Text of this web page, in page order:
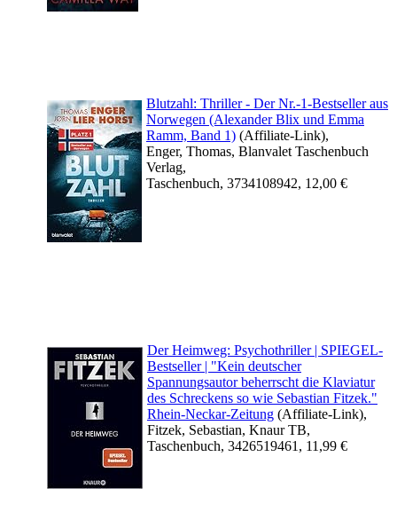
Blutzahl: Thriller - Der Nr.-1-Bestseller aus
Norwegen (Alexander Blix und Emma
Ramm, Band 1) (Affiliate-Link),
Enger, Thomas, Blanvalet Taschenbuch
Verlag,
Taschenbuch, 3734108942, 12,00 €
Der Heimweg: Psychothriller | SPIEGEL-
Bestseller | "Kein deutscher
Spannungsautor beherrscht die Klaviatur
des Schreckens so wie Sebastian Fitzek."
Rhein-Neckar-Zeitung (Affiliate-Link),
Fitzek, Sebastian, Knaur TB,
Taschenbuch, 3426519461, 11,99 €